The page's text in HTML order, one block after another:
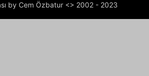
by Cem Özbatur <> 2002 - 2023